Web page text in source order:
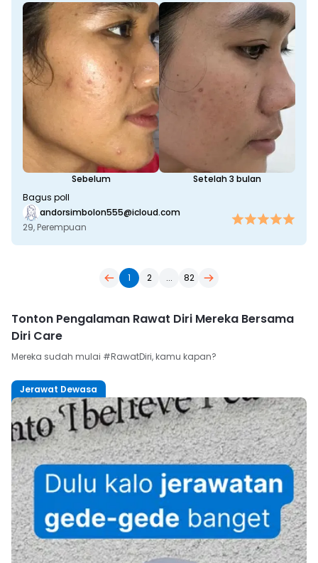
Sebelum
Setelah 3 bulan
Bagus poll
andorsimbolon555@icloud.com
29, Perempuan
1 2 ... 82
Tonton Pengalaman Rawat Diri Mereka Bersama
Diri Care
Mereka sudah mulai #RawatDiri, kamu kapan?
Jerawat Dewasa